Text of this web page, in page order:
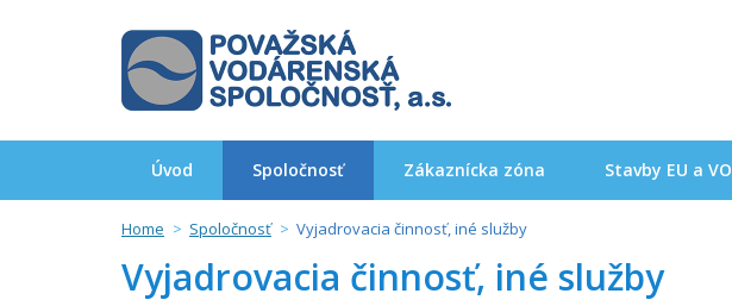
Úvod Spoločnosť Zákaznícka zóna Stavby EU a VO
Home Spoločnosť Vyjadrovacia činnosť, iné služby
Vyjadrovacia činnosť, iné služby